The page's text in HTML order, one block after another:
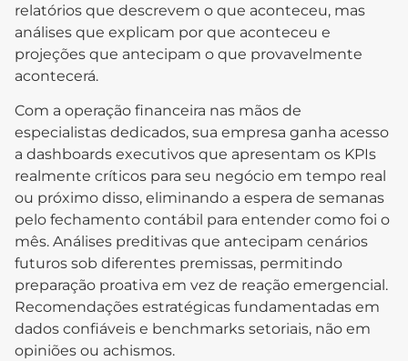
relatórios que descrevem o que aconteceu, mas
análises que explicam por que aconteceu e
projeções que antecipam o que provavelmente
acontecerá.
Com a operação financeira nas mãos de
especialistas dedicados, sua empresa ganha acesso
a dashboards executivos que apresentam os KPIs
realmente críticos para seu negócio em tempo real
ou próximo disso, eliminando a espera de semanas
pelo fechamento contábil para entender como foi o
mês. Análises preditivas que antecipam cenários
futuros sob diferentes premissas, permitindo
preparação proativa em vez de reação emergencial.
Recomendações estratégicas fundamentadas em
dados confiáveis e benchmarks setoriais, não em
opiniões ou achismos.